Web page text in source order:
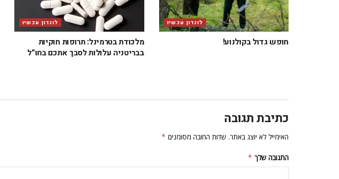
לונדון עכשיו
חופש גדול בקולנוע!
לונדון עכשיו
מלכודת בטרמינל: תרופות חוקיות
בבריטניה עלולות לסבך אתכם בחו”ל
כתיבת תגובה
האימייל לא יוצג באתר. שדות החובה מסומנים *
התגובה שלך *